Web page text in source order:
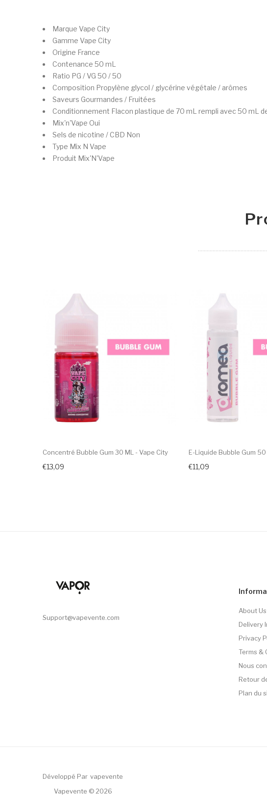
Marque Vape City
Gamme Vape City
Origine France
Contenance 50 mL
Ratio PG / VG 50 / 50
Composition Propylène glycol / glycérine végétale / arômes
Saveurs Gourmandes / Fruitées
Conditionnement Flacon plastique de 70 mL rempli avec 50 mL
Mix'n'Vape Oui
Sels de nicotine / CBD Non
Type Mix N Vape
Produit Mix'N'Vape
Concentré Bubble Gum 30 ML - Vape City
€13,09
E-Liquide Bubble Gum
€11,09
Support@vapevente.com
About Us
Delivery
Privacy
Terms &
Nous
Retour
Plan du
Développé Par Vapevente
Vapevente © 2026